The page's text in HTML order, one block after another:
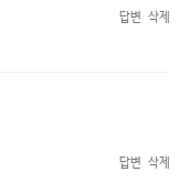
답변 삭제
답변 삭제